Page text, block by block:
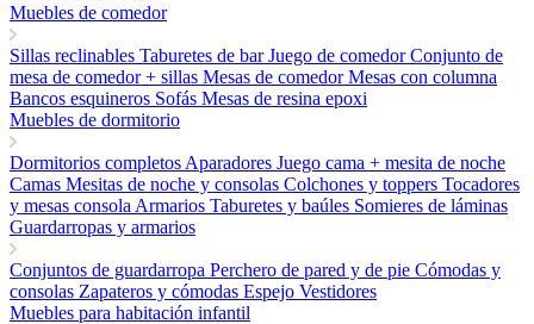
Muebles de comedor
Sillas reclinables Taburetes de barJuego de comedorConjunto de
mesa de comedor + sillas Mesas de comedorMesas con columna
Bancos esquineros Sofás Mesas de resina epoxi
Muebles de dormitorio
Dormitorios completos Aparadores Juego cama + mesita de noche
Camas Mesitas de noche y consolas Colchones y toppers Tocadores
y mesas consola Armarios Taburetes y baúles Somieres de láminas
Guardarropas y armarios
Conjuntos de guardarropa Perchero de pared y de pie Cómodas y
consolas Zapateros y cómodas Espejo Vestidores
Muebles para habitación infantil